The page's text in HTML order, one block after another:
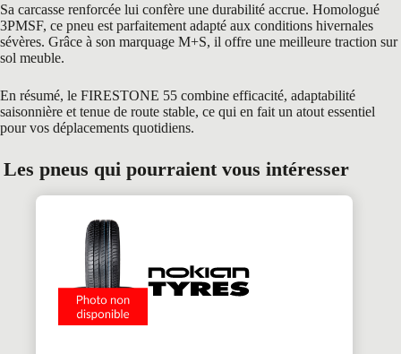
Sa carcasse renforcée lui confère une durabilité accrue. Homologué
3PMSF, ce pneu est parfaitement adapté aux conditions hivernales
sévères. Grâce à son marquage M+S, il offre une meilleure traction sur
sol meuble.
En résumé, le FIRESTONE 55 combine efficacité, adaptabilité
saisonnière et tenue de route stable, ce qui en fait un atout essentiel
pour vos déplacements quotidiens.
Les pneus qui pourraient vous intéresser